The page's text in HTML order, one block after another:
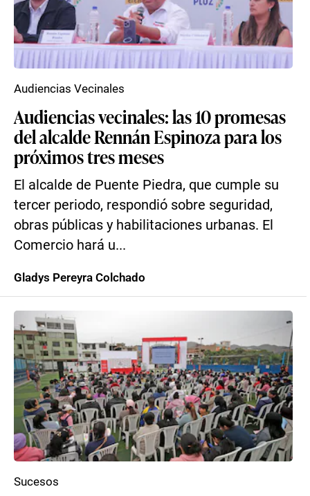
Audiencias vecinales: las 10 promesas
del alcalde Rennán Espinoza para los
próximos tres meses
El alcalde de Puente Piedra, que cumple su
tercer periodo, respondió sobre seguridad,
obras públicas y habilitaciones urbanas. El
Comercio hará u...
Audiencias Vecinales
Gladys Pereyra Colchado
Sucesos